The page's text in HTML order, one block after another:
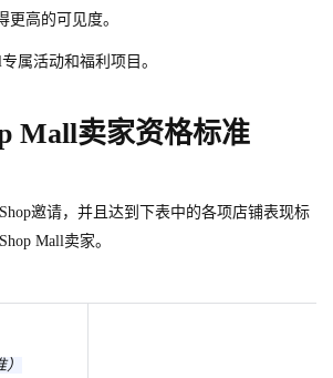
更高的可见度。
专属活动和福利项目。
Mall卖家资格标准
p邀请，并且达到下表中的各项店铺表现标
Mall卖家。